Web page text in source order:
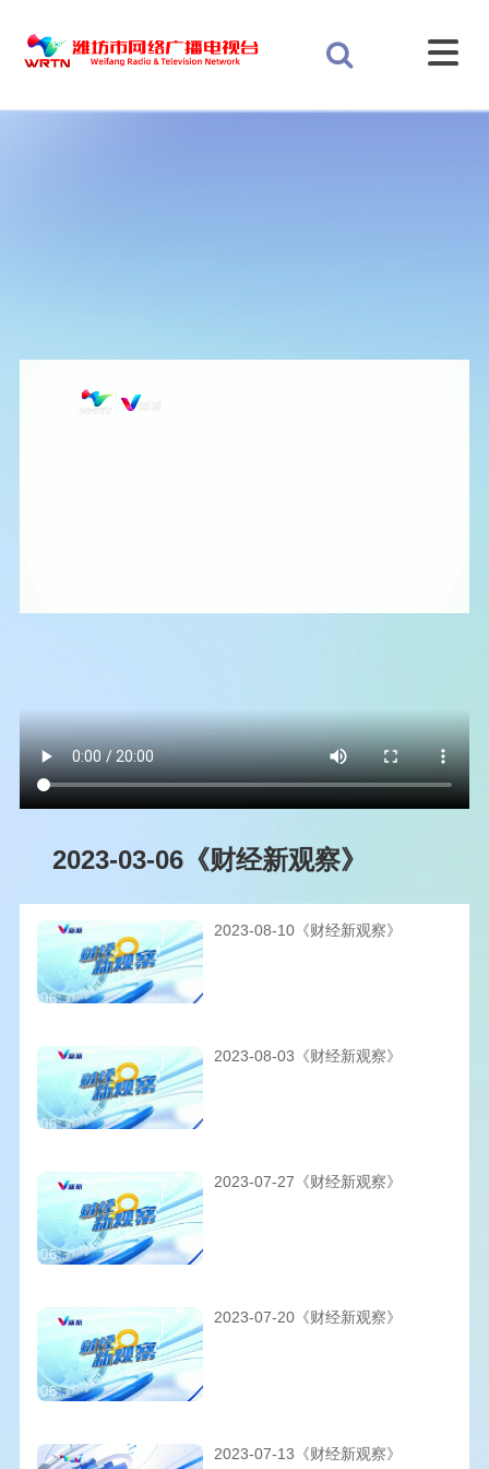
2023-03-06《财经新观察》
2023-08-10《财经新观察》
2023-08-03《财经新观察》
2023-07-27《财经新观察》
2023-07-20《财经新观察》
2023-07-13《财经新观察》